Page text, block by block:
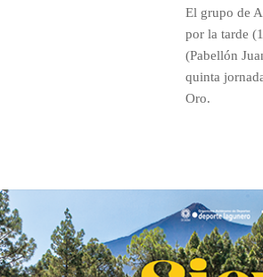
El grupo de
por la tarde
(Pabellón
quinta
Oro.